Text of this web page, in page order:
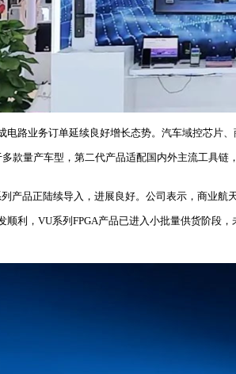
路业务订单延续良好增长态势。汽车域控芯片
款量产车型，第二代产品适配国内外主流工具
产品正陆续导入，进展良好。公司表示，商业
利，VU系列FPGA产品已进入小批量供货阶段